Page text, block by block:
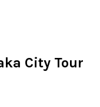
City Tour